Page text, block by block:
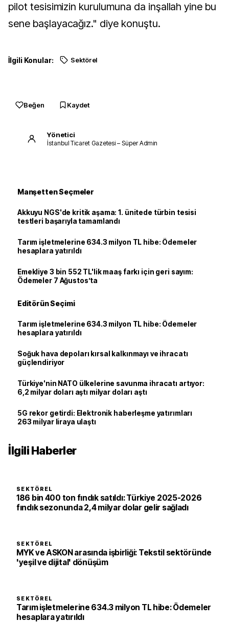
pilot tesisimizin kurulumuna da inşallah yine bu
sene başlayacağız." diye konuştu.
İlgili Konular: Sektörel
Beğen Kaydet
Yönetici
İstanbul Ticaret Gazetesi – Süper Admin
Manşetten Seçmeler
Akkuyu NGS'de kritik aşama: 1. ünitede türbin tesisi
testleri başarıyla tamamlandı
Tarım işletmelerine 634.3 milyon TL hibe: Ödemeler
hesaplara yatırıldı
Emekliye 3 bin 552 TL'lik maaş farkı için geri sayım:
Ödemeler 7 Ağustos’ta
Editörün Seçimi
Tarım işletmelerine 634.3 milyon TL hibe: Ödemeler
hesaplara yatırıldı
Soğuk hava depoları kırsal kalkınmayı ve ihracatı
güçlendiriyor
Türkiye'nin NATO ülkelerine savunma ihracatı artıyor:
6,2 milyar doları aştı milyar doları aştı
5G rekor getirdi: Elektronik haberleşme yatırımları
263 milyar liraya ulaştı
İlgili Haberler
SEKTÖREL
186 bin 400 ton fındık satıldı: Türkiye 2025-2026
fındık sezonunda 2,4 milyar dolar gelir sağladı
SEKTÖREL
MYK ve ASKON arasında işbirliği: Tekstil sektöründe
'yeşil ve dijital' dönüşüm
SEKTÖREL
Tarım işletmelerine 634.3 milyon TL hibe: Ödemeler
hesaplara yatırıldı